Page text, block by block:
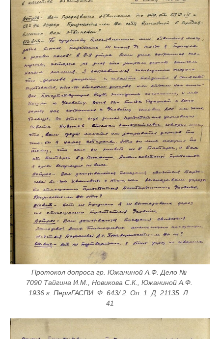
Протокол допроса гр. Южаниной А.Ф. Дело №
7090 Тайгина И.М., Новикова С.К., Южаниной А.Ф.
1936 г. ПермГАСПИ. Ф. 643/ 2. Оп. 1. Д. 21135. Л.
41